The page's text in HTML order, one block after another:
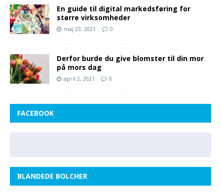
En guide til digital markedsføring for
større virksomheder
maj 23, 2021 0
Derfor burde du give blomster til din mor
på mors dag
april 2, 2021 0
FACEBOOK
BLANDEDE BOLCHER